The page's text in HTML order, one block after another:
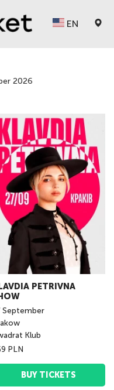
EN
2026
PETRIVNA
September
Klub
PLN
BUY TICKETS